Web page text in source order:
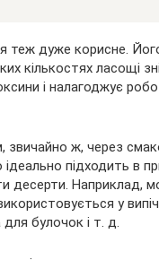
теж дуже корисне.
кількостях ласощі
і налагоджує
ж, через
підходить в
десерти. Наприклад,
у
для булочок і т. д.